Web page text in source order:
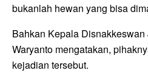
bukanlah hewan yang bisa
Bahkan Kepala
Waryanto mengatakan,
kejadian tersebut.